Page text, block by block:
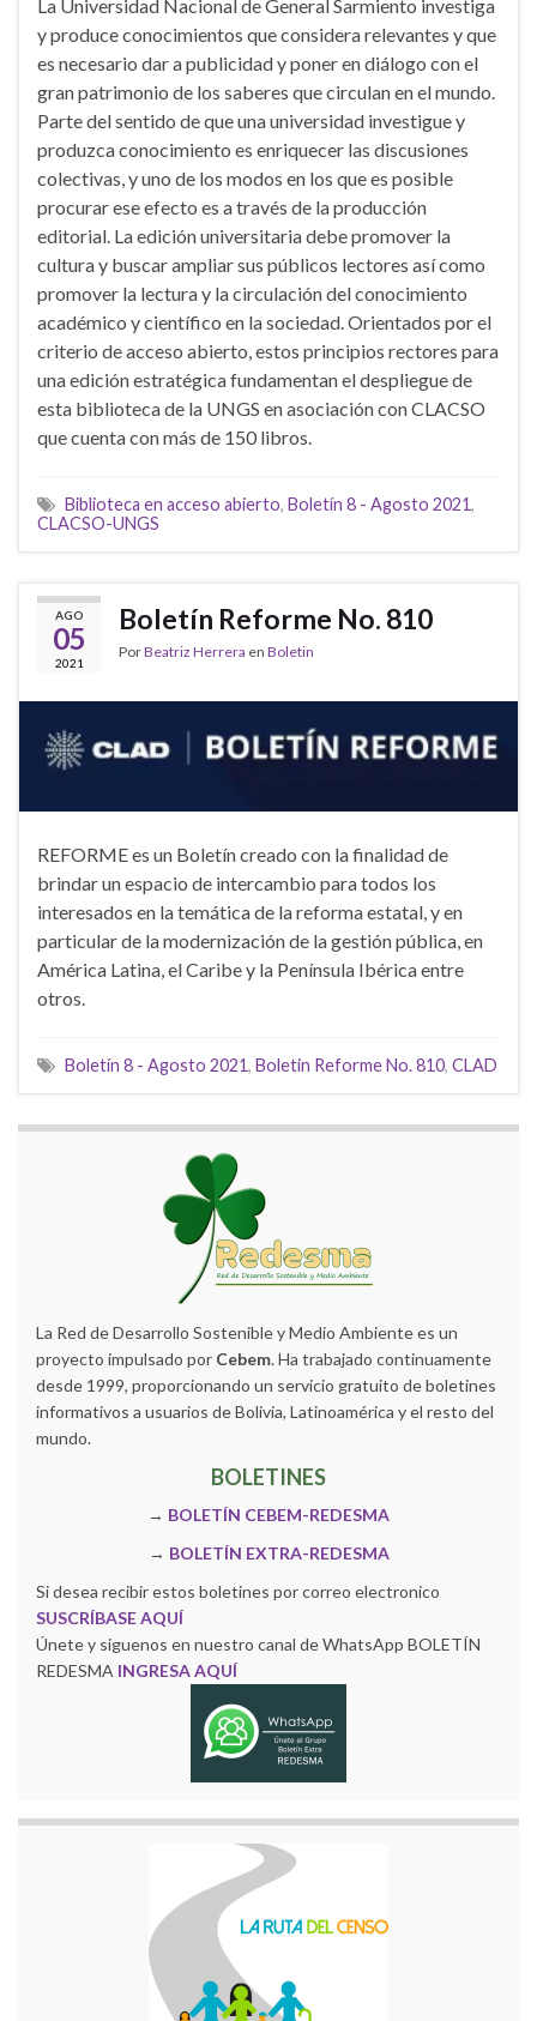
La Universidad Nacional de General Sarmiento investiga
y produce conocimientos que considera relevantes y que
es necesario dar a publicidad y poner en diálogo con el
gran patrimonio de los saberes que circulan en el mundo.
Parte del sentido de que una universidad investigue y
produzca conocimiento es enriquecer las discusiones
colectivas, y uno de los modos en los que es posible
procurar ese efecto es a través de la producción
editorial. La edición universitaria debe promover la
cultura y buscar ampliar sus públicos lectores así como
promover la lectura y la circulación del conocimiento
académico y científico en la sociedad. Orientados por el
criterio de acceso abierto, estos principios rectores para
una edición estratégica fundamentan el despliegue de
esta biblioteca de la UNGS en asociación con CLACSO
que cuenta con más de 150 libros.
Biblioteca en acceso abierto, Boletín 8 - Agosto 2021,
CLACSO-UNGS
AGO
05
2021
Boletín Reforme No. 810
PorBeatriz Herrera en Boletin
REFORME es un Boletín creado con la finalidad de
brindar un espacio de intercambio para todos los
interesados en la temática de la reforma estatal, y en
particular de la modernización de la gestión pública, en
América Latina, el Caribe y la Península Ibérica entre
otros.
Boletín 8 - Agosto 2021, Boletin Reforme No. 810, CLAD
La Red de Desarrollo Sostenible y Medio Ambiente es un
proyecto impulsado por Cebem. Ha trabajado continuamente
desde 1999, proporcionando un servicio gratuito de boletines
informativos a usuarios de Bolivia, Latinoamérica y el resto del
mundo.
BOLETINES
→ BOLETÍN CEBEM-REDESMA
→ BOLETÍN EXTRA-REDESMA
Si desea recibir estos boletines por correo electronico
SUSCRÍBASE AQUÍ
Únete y siguenos en nuestro canal de WhatsApp BOLETÍN
REDESMA INGRESA AQUÍ